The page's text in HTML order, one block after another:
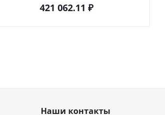
421 062.11 ₽
Наши контакты